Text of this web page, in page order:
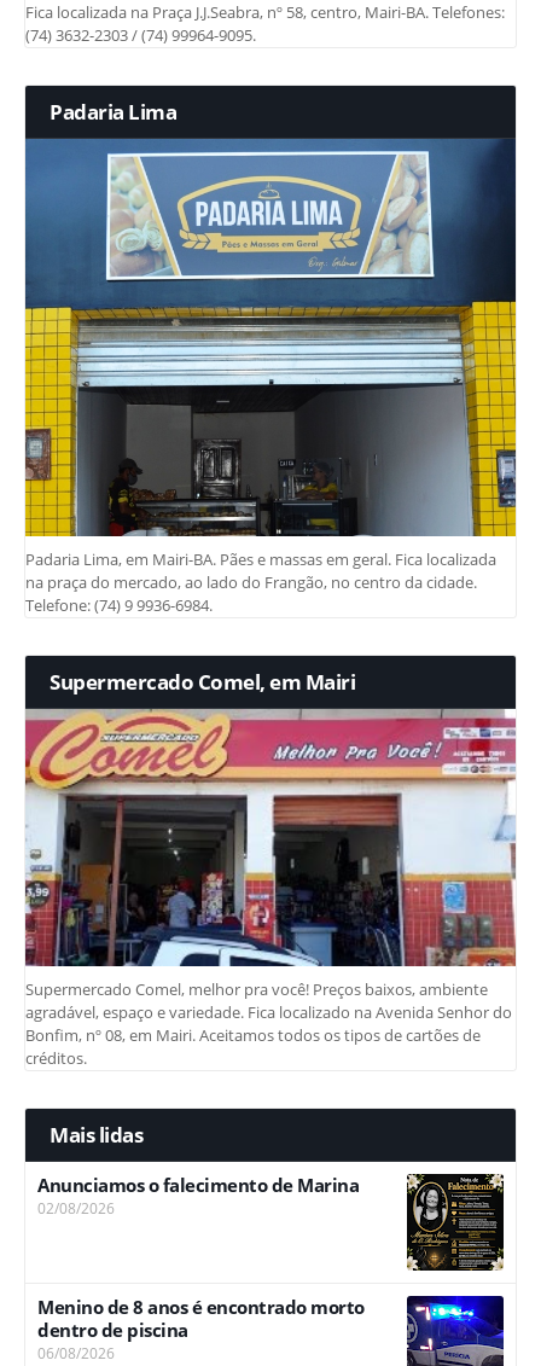
Fica localizada na Praça J.J.Seabra, nº 58, centro, Mairi-BA. Telefones:
(74) 3632-2303 / (74) 99964-9095.
Padaria Lima
Padaria Lima, em Mairi-BA. Pães e massas em geral. Fica localizada
na praça do mercado, ao lado do Frangão, no centro da cidade.
Telefone: (74) 9 9936-6984.
Supermercado Comel, em Mairi
Supermercado Comel, melhor pra você! Preços baixos, ambiente
agradável, espaço e variedade. Fica localizado na Avenida Senhor do
Bonfim, nº 08, em Mairi. Aceitamos todos os tipos de cartões de
créditos.
Mais lidas
Anunciamos o falecimento de Marina
02/08/2026
Menino de 8 anos é encontrado morto
dentro de piscina
06/08/2026